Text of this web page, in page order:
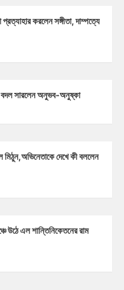
করলেন সঙ্গীতা, দাম্পত্যে
বদল সারলেন অনুভব-অনুষ্কা
মিঠুন,অভিনেতাকে দেখে কী বললেন
উঠে এল শান্তিনিকেতনের রাম